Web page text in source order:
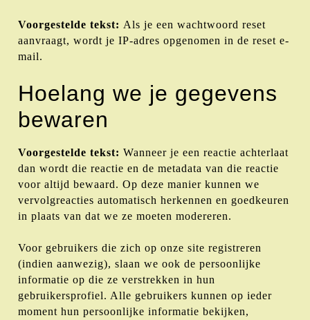
Voorgestelde tekst: Als je een wachtwoord reset
aanvraagt, wordt je IP-adres opgenomen in de reset e-
mail.
Hoelang we je gegevens
bewaren
Voorgestelde tekst: Wanneer je een reactie achterlaat
dan wordt die reactie en de metadata van die reactie
voor altijd bewaard. Op deze manier kunnen we
vervolgreacties automatisch herkennen en goedkeuren
in plaats van dat we ze moeten modereren.
Voor gebruikers die zich op onze site registreren
(indien aanwezig), slaan we ook de persoonlijke
informatie op die ze verstrekken in hun
gebruikersprofiel. Alle gebruikers kunnen op ieder
moment hun persoonlijke informatie bekijken,